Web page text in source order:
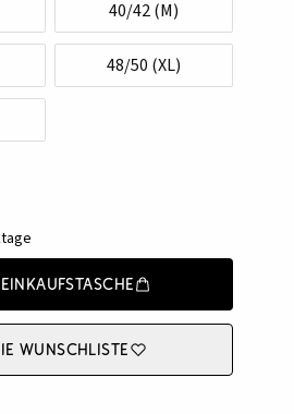
40/42 (M)
48/50 (XL)
Wunschliste